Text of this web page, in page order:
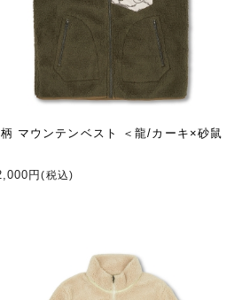
マウンテンベスト ＜龍/カーキ×砂鼠
円(税込)